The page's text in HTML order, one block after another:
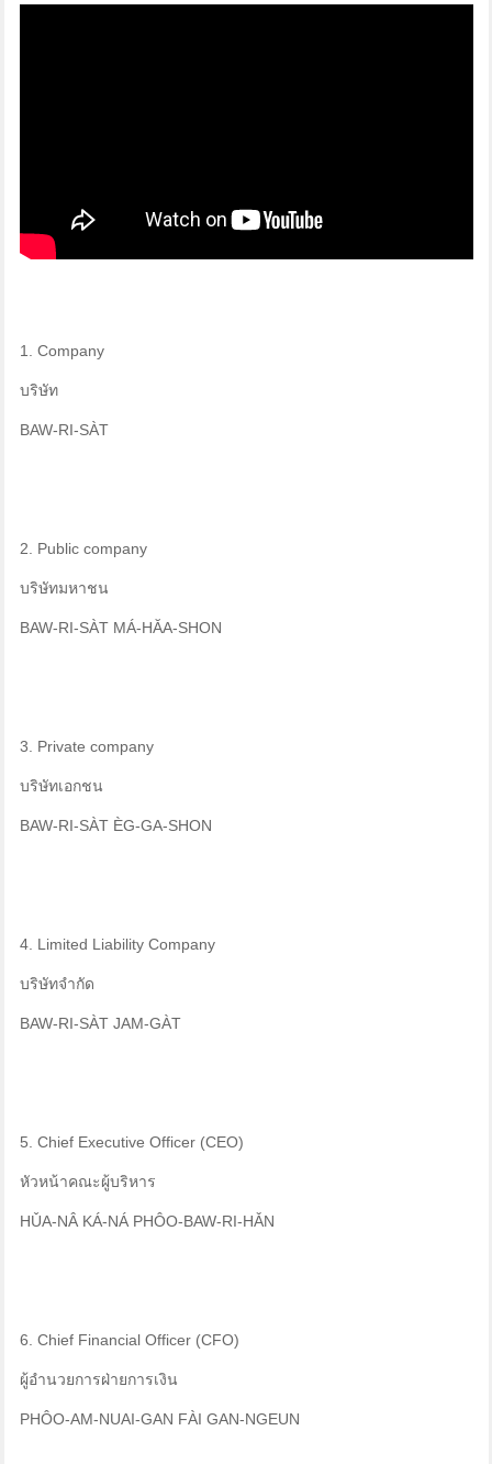
1. Company
บริษัท
BAW-RI-SÀT
2. Public company
บริษัทมหาชน
BAW-RI-SÀT MÁ-HĂA-SHON
3. Private company
บริษัทเอกชน
BAW-RI-SÀT ÈG-GA-SHON
4. Limited Liability Company
บริษัทจำกัด
BAW-RI-SÀT JAM-GÀT
5. Chief Executive Officer (CEO)
หัวหน้าคณะผู้บริหาร
HǓA-NÂ KÁ-NÁ PHÔO-BAW-RI-HǍN
6. Chief Financial Officer (CFO)
ผู้อำนวยการฝ่ายการเงิน
PHÔO-AM-NUAI-GAN FÀI GAN-NGEUN